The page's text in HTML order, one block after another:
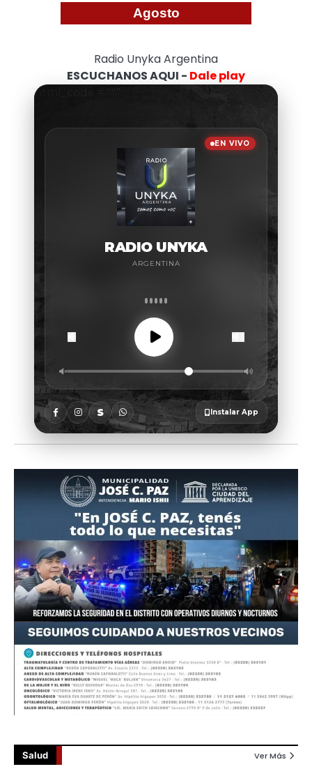
Agosto
Radio Unyka Argentina
ESCUCHANOS AQUI - Dale play
Salud Ver Más